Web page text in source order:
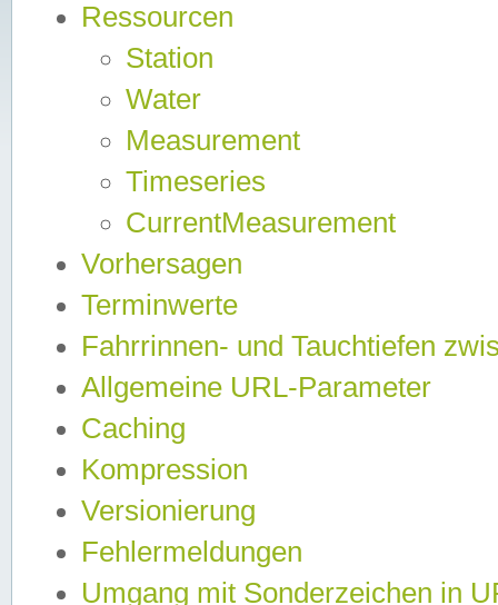
Ressourcen
Station
Water
Measurement
Timeseries
CurrentMeasurement
Vorhersagen
Terminwerte
Fahrrinnen- und Tauchtiefen
Allgemeine URL-Parameter
Caching
Kompression
Versionierung
Fehlermeldungen
Umgang mit Sonderzeichen in